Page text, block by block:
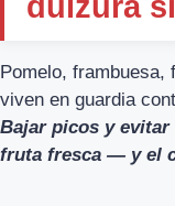
Pomelo, frambuesa,
viven en guardia
Bajar picos y
fruta fresca — y el